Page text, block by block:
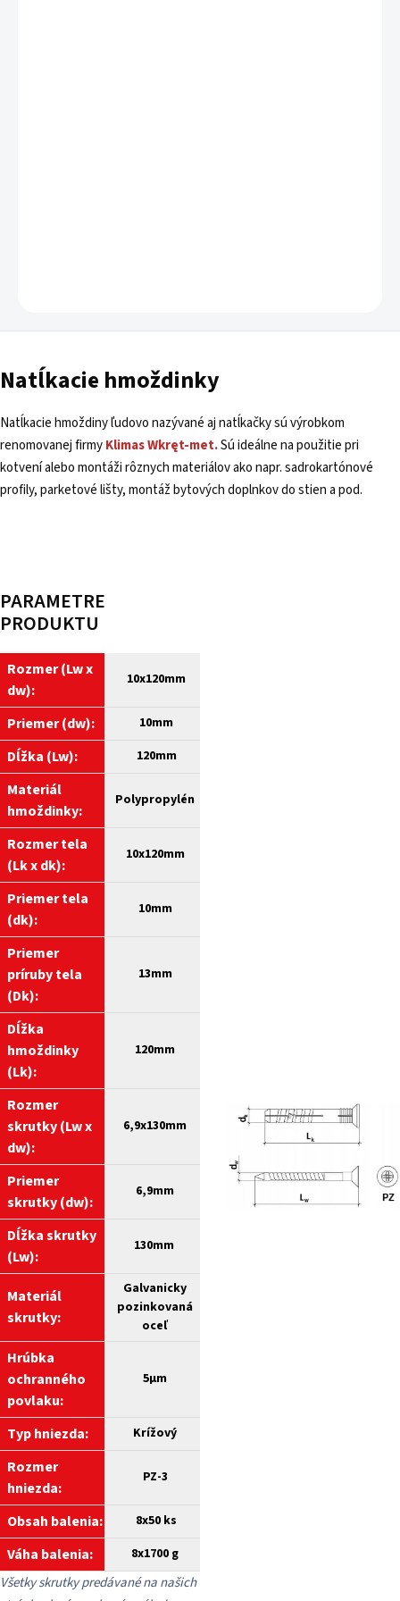
Natĺkacie hmoždinky
Natĺkacie hmoždiny ľudovo nazývané aj natĺkačky sú výrobkom
renomovanej firmyKlimasWkręt-met.Sú ideálne na použitie pri
kotvení alebo montáži rôznych materiálov ako napr. sadrokartónové
profily, parketové lišty, montáž bytových doplnkov do stien a pod.
PARAMETRE
PRODUKTU
Rozmer (Lw x
dw):
10x120mm
Priemer (dw): 10mm
Dĺžka (Lw): 120mm
Materiál
hmoždinky:
Polypropylén
Rozmer tela
(Lk x dk):
10x120mm
Priemer tela
(dk):
10mm
Priemer
príruby tela
(Dk):
13mm
Dĺžka
hmoždinky
(Lk):
120mm
Rozmer
skrutky (Lw x
dw):
6,9x130mm
Priemer
skrutky (dw):
6,9mm
Dĺžka skrutky
(Lw):
130mm
Materiál
skrutky:
Galvanicky
pozinkovaná
oceľ
Hrúbka
ochranného
povlaku:
5µm
Typ hniezda: Krížový
Rozmer
hniezda:
PZ-3
Obsah balenia: 8x50 ks
Váha balenia: 8x1700 g
Všetky skrutky predávané na našich